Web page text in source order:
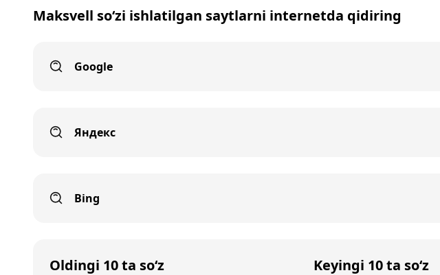
Maksvell so‘zi ishlatilgan saytlarni internetda qidiring
Google
Яндекс
Bing
Oldingi 10 ta so‘z Keyingi 10 ta so‘z